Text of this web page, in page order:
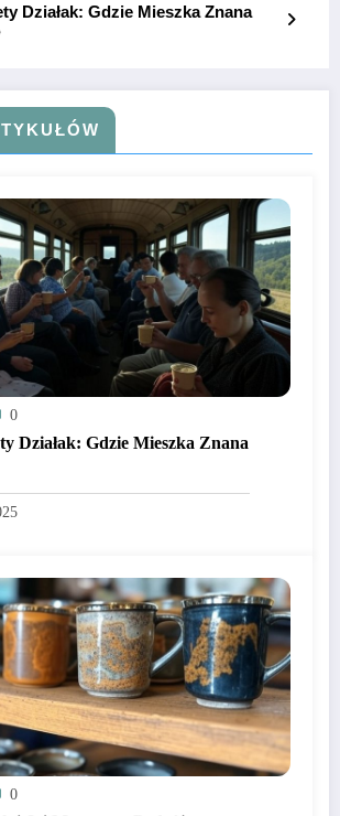
Działak: Gdzie Mieszka Znana
0
Działak: Gdzie Mieszka Znana
0